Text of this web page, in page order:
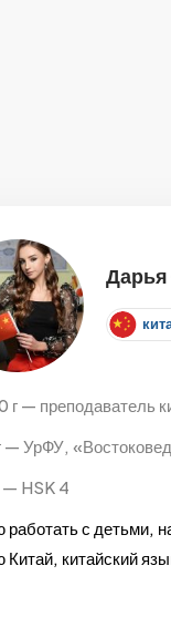
г — преподаватель
— УрФУ,
— HSK 4
с детьми,
китайский